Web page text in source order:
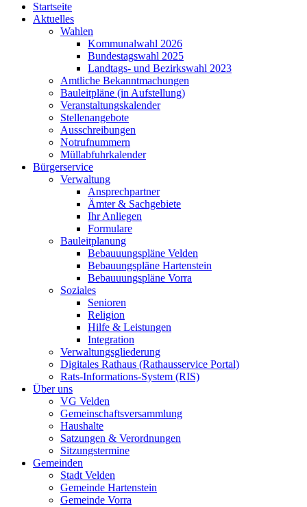
Startseite
Aktuelles
Wahlen
Kommunalwahl 2026
Bundestagswahl 2025
Landtags- und Bezirkswahl 2023
Amtliche Bekanntmachungen
Bauleitpläne (in Aufstellung)
Veranstaltungskalender
Stellenangebote
Ausschreibungen
Notrufnummern
Müllabfuhrkalender
Bürgerservice
Verwaltung
Ansprechpartner
Ämter & Sachgebiete
Ihr Anliegen
Formulare
Bauleitplanung
Bebauuungspläne Velden
Bebauungspläne Hartenstein
Bebauuungspläne Vorra
Soziales
Senioren
Religion
Hilfe & Leistungen
Integration
Verwaltungsgliederung
Digitales Rathaus (Rathausservice Portal)
Rats-Informations-System (RIS)
Über uns
VG Velden
Gemeinschaftsversammlung
Haushalte
Satzungen & Verordnungen
Sitzungstermine
Gemeinden
Stadt Velden
Gemeinde Hartenstein
Gemeinde Vorra